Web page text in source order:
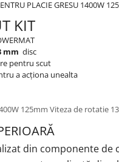
KIT
mm disc
pentru scut
a acționa unealta
din componente de